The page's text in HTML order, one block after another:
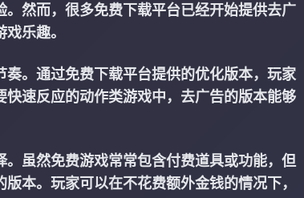
然而，很多免费下载平台已经开始提供去广
乐趣。
。通过免费下载平台提供的优化版本，玩家
速反应的动作类游戏中，去广告的版本能够
虽然免费游戏常常包含付费道具或功能，但
本。玩家可以在不花费额外金钱的情况下，